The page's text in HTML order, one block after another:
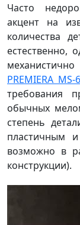
Часто
акцент на
количества
естественно,
PREMIERA MS-6
требования
обычных
степень
пластичным
возможно в
конструкции).